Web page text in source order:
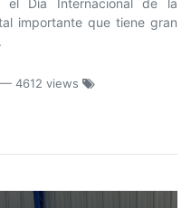
Día Internacional de la
importante que tiene gran
— 4612 views